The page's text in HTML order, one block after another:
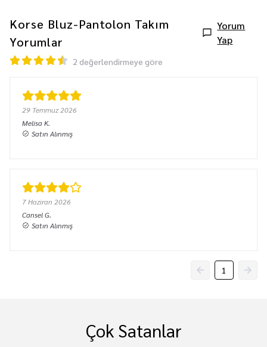
Korse Bluz-Pantolon Takım
Yorumlar
Yorum
Yap
2 değerlendirmeye göre
29 Temmuz 2026
MelisaK.
Satın Alınmış
7 Haziran 2026
CanselG.
Satın Alınmış
1
Çok Satanlar